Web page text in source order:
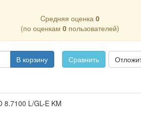
Cредняя оценка0
(по оценкам0 пользователей)
В корзину Сравнить
8.7100 L/GL-E KM